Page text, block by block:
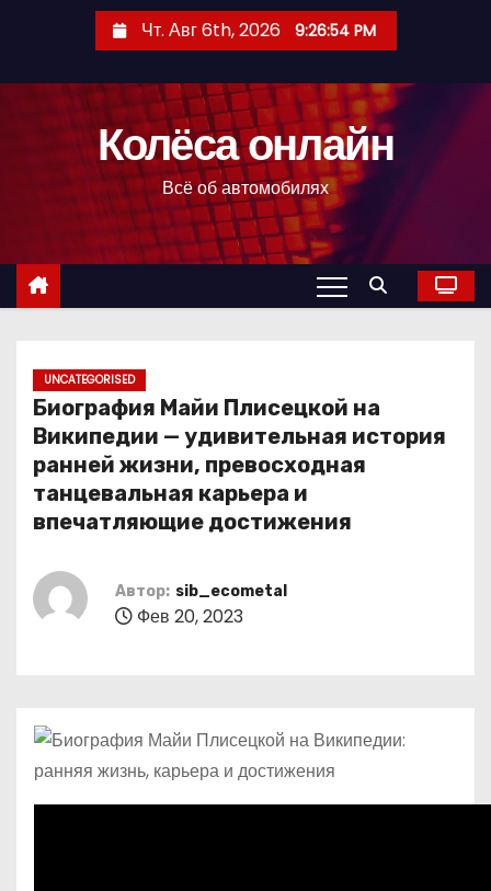
с
Чт. Авг 6th, 2026 9:26:55 PM
Колёса онлайн
Всё об автомобилях
UNCATEGORISED
Биография Майи Плисецкой на
Википедии — удивительная история
ранней жизни, превосходная
танцевальная карьера и
впечатляющие достижения
Автор: sib_ecometal
Фев 20, 2023